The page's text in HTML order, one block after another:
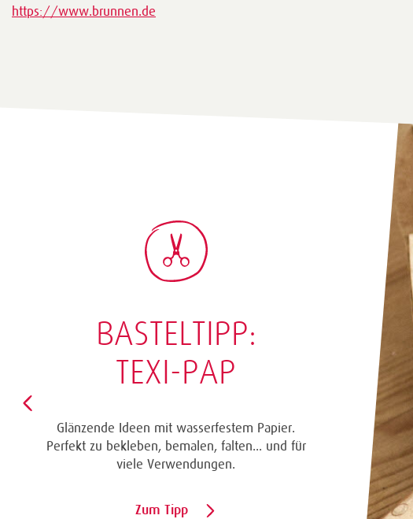
https://www.brunnen.de
BASTELTIPP:
TEXI-PAP
Glänzende Ideen mit wasserfestem Papier.
Perfekt zu bekleben, bemalen, falten... und für
viele Verwendungen.
Zum Tipp